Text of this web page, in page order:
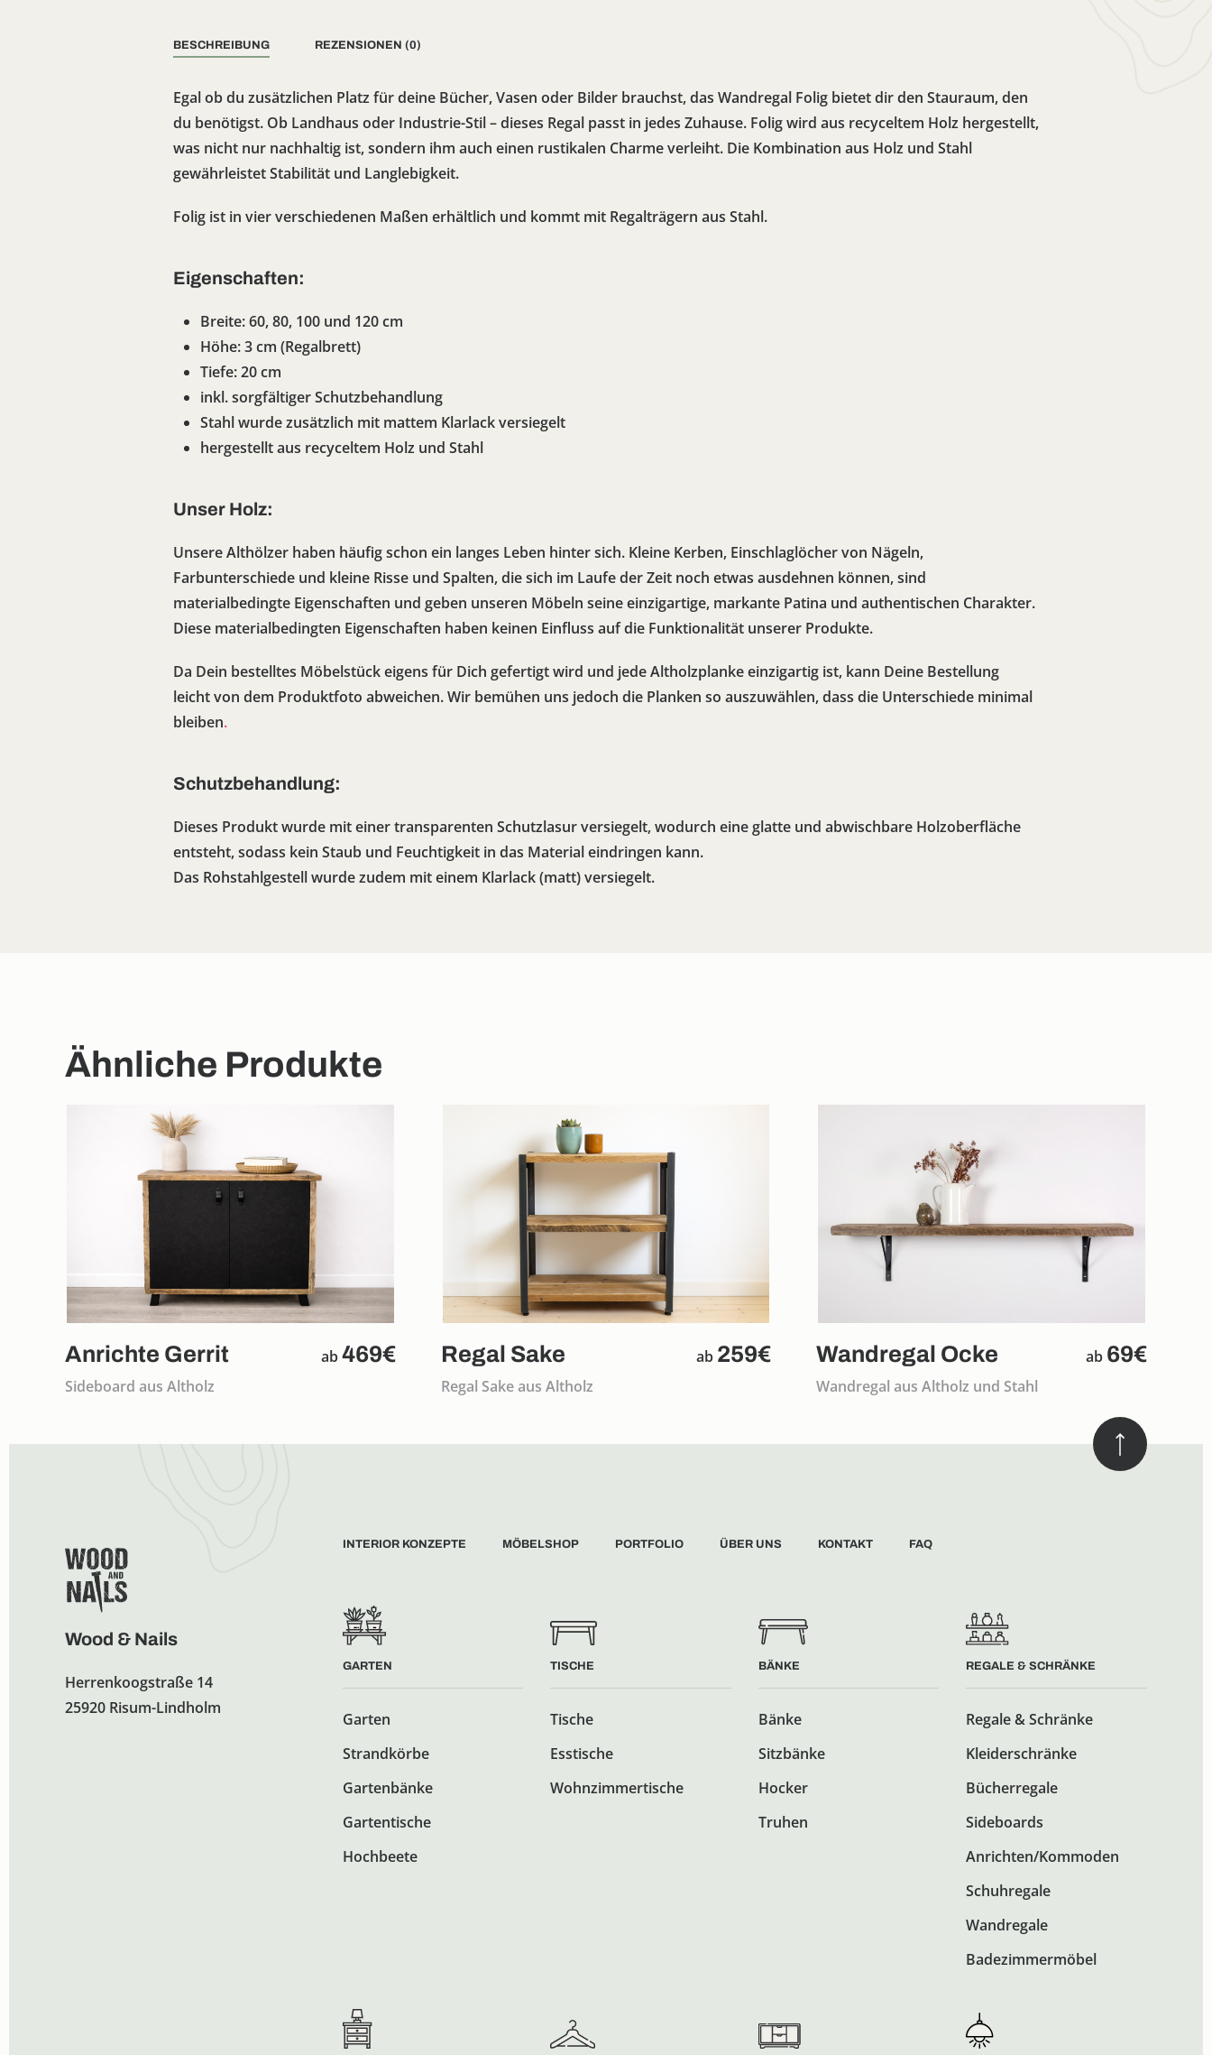
BESCHREIBUNG REZENSIONEN (0)
Egal ob du zusätzlichen Platz für deine Bücher, Vasen oder Bilder brauchst, das Wandregal Folig bietet dir den Stauraum, den
du benötigst. Ob Landhaus oder Industrie-Stil – dieses Regal passt in jedes Zuhause. Folig wird aus recyceltem Holz hergestellt,
was nicht nur nachhaltig ist, sondern ihm auch einen rustikalen Charme verleiht. Die Kombination aus Holz und Stahl
gewährleistet Stabilität und Langlebigkeit.
Folig ist in vier verschiedenen Maßen erhältlich und kommt mit Regalträgern aus Stahl.
Eigenschaften:
Breite: 60, 80, 100 und 120 cm
Höhe: 3 cm (Regalbrett)
Tiefe: 20 cm
inkl. sorgfältiger Schutzbehandlung
Stahl wurde zusätzlich mit mattem Klarlack versiegelt
hergestellt aus recyceltem Holz und Stahl
Unser Holz:
Unsere Althölzer haben häufig schon ein langes Leben hinter sich. Kleine Kerben, Einschlaglöcher von Nägeln,
Farbunterschiede und kleine Risse und Spalten, die sich im Laufe der Zeit noch etwas ausdehnen können, sind
materialbedingte Eigenschaften und geben unseren Möbeln seine einzigartige, markante Patina und authentischen Charakter.
Diese materialbedingten Eigenschaften haben keinen Einfluss auf die Funktionalität unserer Produkte.
Da Dein bestelltes Möbelstück eigens für Dich gefertigt wird und jede Altholzplanke einzigartig ist, kann Deine Bestellung
leicht von dem Produktfoto abweichen. Wir bemühen uns jedoch die Planken so auszuwählen, dass die Unterschiede minimal
bleiben.
Schutzbehandlung:
Dieses Produkt wurde mit einer transparenten Schutzlasur versiegelt, wodurch eine glatte und abwischbare Holzoberfläche
entsteht, sodass kein Staub und Feuchtigkeit in das Material eindringen kann.
Das Rohstahlgestell wurde zudem mit einem Klarlack (matt) versiegelt.
Ähnliche Produkte
Anrichte Gerrit ab469€
Sideboard aus Altholz
Regal Sake ab 259€
Regal Sake aus Altholz
Wandregal Ocke ab 69€
Wandregal aus Altholz und Stahl
Wood & Nails
Herrenkoogstraße 14
25920 Risum-Lindholm
INTERIOR KONZEPTE MÖBELSHOP PORTFOLIO ÜBER UNS KONTAKT FAQ
GARTEN
Garten
Strandkörbe
Gartenbänke
Gartentische
Hochbeete
TISCHE
Tische
Esstische
Wohnzimmertische
BÄNKE
Bänke
Sitzbänke
Hocker
Truhen
REGALE & SCHRÄNKE
Regale & Schränke
Kleiderschränke
Bücherregale
Sideboards
Anrichten/Kommoden
Schuhregale
Wandregale
Badezimmermöbel